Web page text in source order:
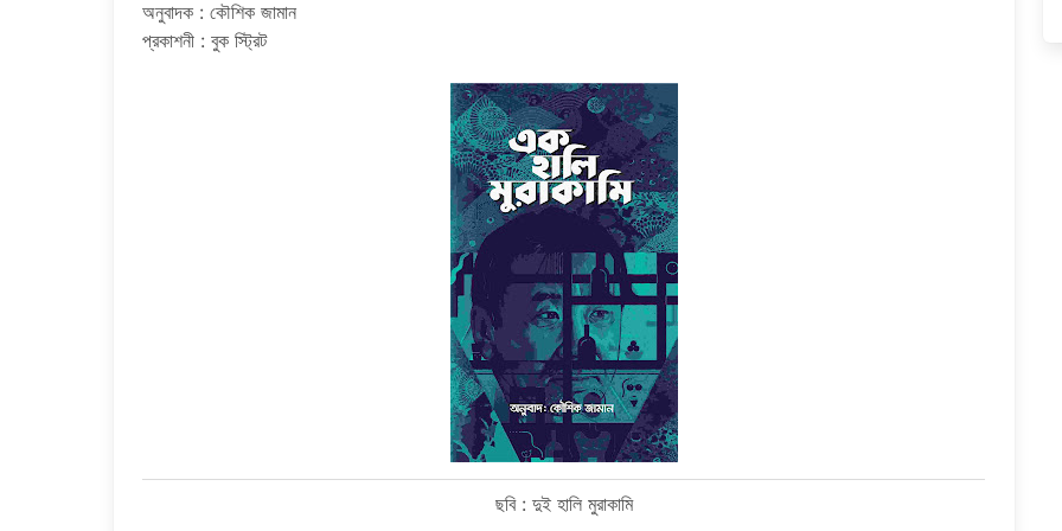
অনুবাদক : কৌশিক জামান
প্রকাশনী : বুক স্ট্রিট
ছবি : দুই হালি মুরাকামি